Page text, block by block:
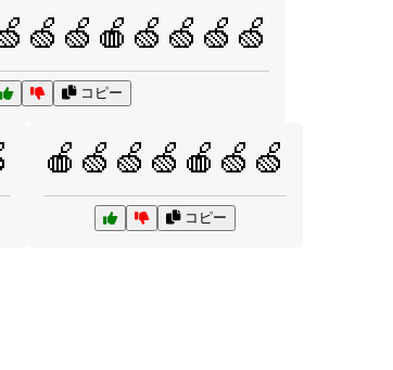
コピー
🍎🍏🍏🍏🍎🍏🍏
コピー